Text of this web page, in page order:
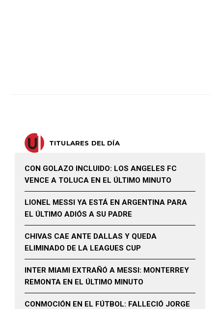
TITULARES DEL DÍA
CON GOLAZO INCLUIDO: LOS ANGELES FC
VENCE A TOLUCA EN EL ÚLTIMO MINUTO
LIONEL MESSI YA ESTÁ EN ARGENTINA PARA
EL ÚLTIMO ADIÓS A SU PADRE
CHIVAS CAE ANTE DALLAS Y QUEDA
ELIMINADO DE LA LEAGUES CUP
INTER MIAMI EXTRAÑÓ A MESSI: MONTERREY
REMONTA EN EL ÚLTIMO MINUTO
CONMOCIÓN EN EL FÚTBOL: FALLECIÓ JORGE